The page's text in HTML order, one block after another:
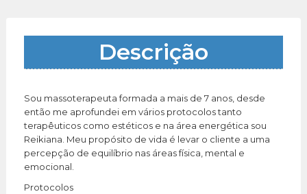
Descrição
Sou massoterapeuta formada a mais de 7 anos, desde
então me aprofundei em vários protocolos tanto
terapêuticos como estéticos e na área energética sou
Reikiana. Meu propósito de vida é levar o cliente a uma
percepção de equilíbrio nas áreas física, mental e
emocional.
Protocolos